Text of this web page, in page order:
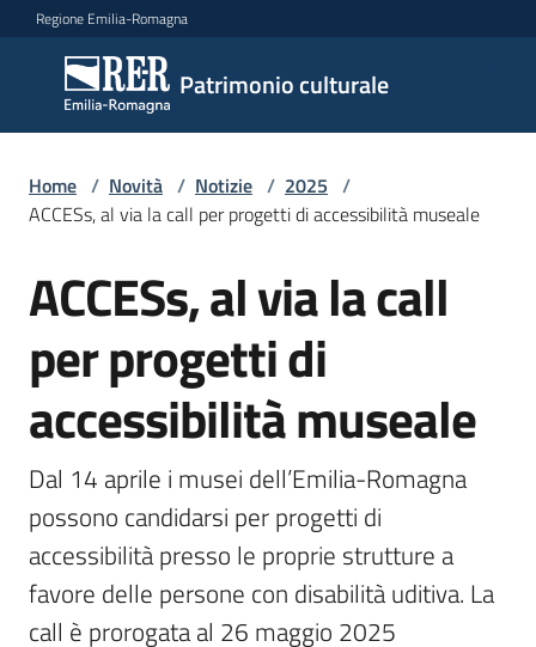
Vai al contenuto
Vai alla navigazione
Vai al footer
Regione Emilia-Romagna
Patrimonio culturale
Patrimonio
culturale
Argomenti
Novità
Leggi
Atti
Bandi
Piani
Programmi
Home / Novità / Notizie / 2025 /
ACCESs, al via la call per progetti di accessibilità museale
Salta al contenuto
ACCESs, al via la call
per progetti di
accessibilità museale
Dal 14 aprile i musei dell’Emilia-Romagna
possono candidarsi per progetti di
accessibilità presso le proprie strutture a
favore delle persone con disabilità uditiva. La
call è prorogata al 26 maggio 2025